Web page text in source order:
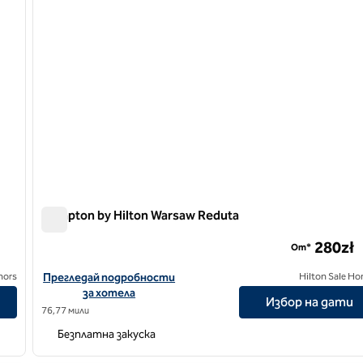
Hampton by Hilton Warsaw Reduta
Вижте подробности за хотел Hampton by Hilton Warsaw
Прегледай подробности
за хотела
76,77 мили
От* 280zł
Hilton Sale
Избор на дати
Безплатна закуска